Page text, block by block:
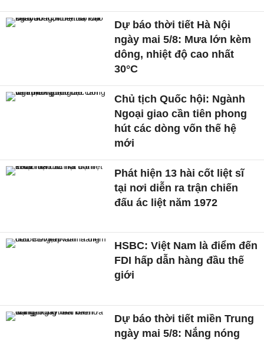
Dự báo thời tiết Hà Nội
ngày mai 5/8: Mưa lớn kèm
dông, nhiệt độ cao nhất
30°C
Chủ tịch Quốc hội: Ngành
Ngoại giao cần tiên phong
hút các dòng vốn thế hệ
mới
Phát hiện 13 hài cốt liệt sĩ
tại nơi diễn ra trận chiến
đấu ác liệt năm 1972
HSBC: Việt Nam là điểm đến
FDI hấp dẫn hàng đầu thế
giới
Dự báo thời tiết miền Trung
ngày mai 5/8: Nắng nóng